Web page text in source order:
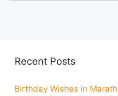
Recent Posts
Birthday Wishes in